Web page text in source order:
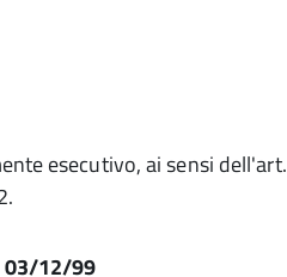
esecutivo, ai sensi dell'art.
03/12/99